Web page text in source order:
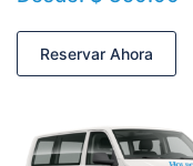
Reservar Ahora